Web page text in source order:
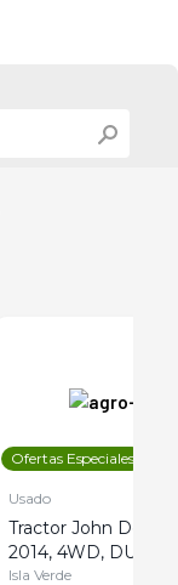
Ofertas Especiales
Usado
Tractor John Deere
2014, 4WD, DUAL
Isla Verde